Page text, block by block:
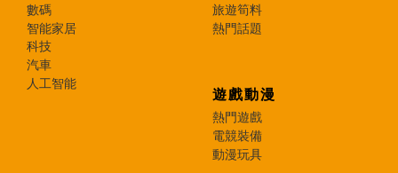
數碼
智能家居
科技
汽車
人工智能
旅遊筍料
熱門話題
遊戲動漫
熱門遊戲
電競裝備
動漫玩具